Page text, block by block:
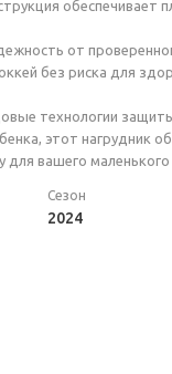
обеспечивает
от
без риска для
технологии
этот нагрудник
вашего маленького
Сезон
2024